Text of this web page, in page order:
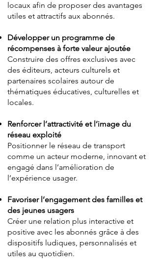
locaux afin de proposer des avantages
utiles et attractifs aux abonnés.
Développer un programme de
récompenses à forte valeur ajoutée
Construire des offres exclusives avec
des éditeurs, acteurs culturels et
partenaires scolaires autour de
thématiques éducatives, culturelles et
locales.
Renforcer l’attractivité et l’image du
réseau exploité
Positionner le réseau de transport
comme un acteur moderne, innovant et
engagé dans l’amélioration de
l’expérience usager.
Favoriser l’engagement des familles et
des jeunes usagers
Créer une relation plus interactive et
positive avec les abonnés grâce à des
dispositifs ludiques, personnalisés et
utiles au quotidien.